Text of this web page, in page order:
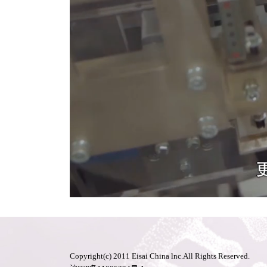
Copyright(c) 2011 Eisai China lnc.All Rights Reserved.